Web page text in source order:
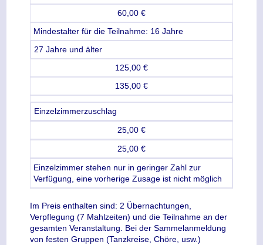
60,00 €
Mindestalter für die Teilnahme: 16 Jahre
27 Jahre und älter
125,00 €
135,00 €
Einzelzimmerzuschlag
25,00 €
25,00 €
Einzelzimmer stehen nur in geringer Zahl zur
Verfügung, eine vorherige Zusage ist nicht möglich
Im Preis enthalten sind: 2 Übernachtungen,
Verpflegung (7 Mahlzeiten) und die Teilnahme an der
gesamten Veranstaltung.
Bei der Sammelanmeldung
von festen Gruppen (Tanzkreise, Chöre, usw.)